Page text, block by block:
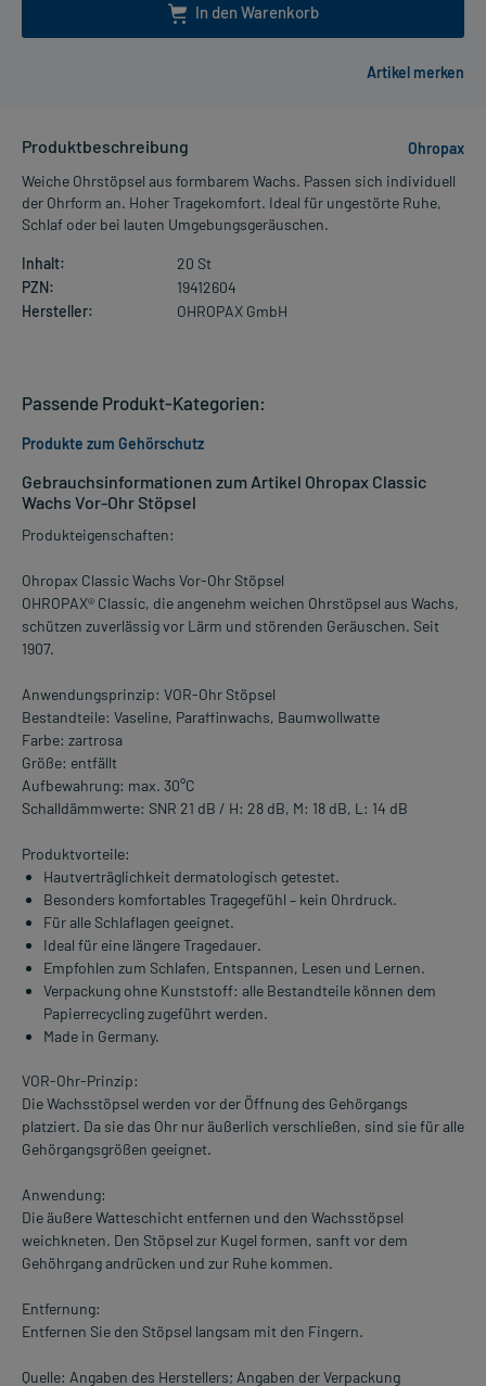
In den Warenkorb
Produktbeschreibung
Ohropax
Weiche Ohrstöpsel aus formbarem Wachs. Passen sich individuell
der Ohrform an. Hoher Tragekomfort. Ideal für ungestörte Ruhe,
Schlaf oder bei lauten Umgebungsgeräuschen.
Inhalt:
20 St
PZN:
19412604
Hersteller:
OHROPAX GmbH
Gebrauchsinformationen zum Artikel Ohropax Classic
Wachs Vor-Ohr Stöpsel
Produkteigenschaften:
Ohropax Classic Wachs Vor-Ohr Stöpsel
OHROPAX® Classic, die angenehm weichen Ohrstöpsel aus Wachs,
schützen zuverlässig vor Lärm und störenden Geräuschen. Seit
1907.
Anwendungsprinzip: VOR-Ohr Stöpsel
Bestandteile: Vaseline, Paraffinwachs, Baumwollwatte
Farbe: zartrosa
Größe: entfällt
Aufbewahrung: max. 30°C
Schalldämmwerte: SNR 21 dB / H: 28 dB, M: 18 dB, L: 14 dB
Produktvorteile:
Hautverträglichkeit dermatologisch getestet.
Besonders komfortables Tragegefühl – kein Ohrdruck.
Für alle Schlaflagen geeignet.
Ideal für eine längere Tragedauer.
Empfohlen zum Schlafen, Entspannen, Lesen und Lernen.
Verpackung ohne Kunststoff: alle Bestandteile können dem
Papierrecycling zugeführt werden.
Made in Germany.
VOR-Ohr-Prinzip:
Die Wachsstöpsel werden vor der Öffnung des Gehörgangs
platziert. Da sie das Ohr nur äußerlich verschließen, sind sie für alle
Gehörgangsgrößen geeignet.
Anwendung:
Die äußere Watteschicht entfernen und den Wachsstöpsel
weichkneten. Den Stöpsel zur Kugel formen, sanft vor dem
Gehöhrgang andrücken und zur Ruhe kommen.
Entfernung:
Entfernen Sie den Stöpsel langsam mit den Fingern.
Quelle: Angaben des Herstellers; Angaben der Verpackung
Passende Produkt-Kategorien:
Produkte zum Gehörschutz